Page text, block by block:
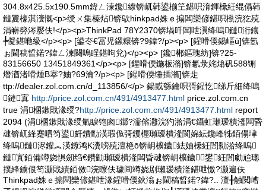
304.8x425.5x190.5mm鍏ㄥ湅鑱繚锛屼韩鍙椾笁鍖呮湇鍕欙紝绲傝韩
鏈夐檺淇濅慨<p>绶ㄨ集榛炶锛歍hinkpad姝ｅ搧闆欒偐鍖呮槸浣犵殑
涓嶄簩涔嬮伕!</p><p>ThinkPad 78Y2370锛堝吀闆呭瀷绛嗚鏈洐鑲
╄儗鍖咃級</p><p> [鍙冭€冨児鏍糫锛?9鍏?/p><p> [鍟嗗偄鍚嶇ū]锛氬
ぉ閫稿晢鍩?鍏ㄥ湅闋嗚睈鍖呴兊)</p><p> [鑱郴鏂瑰紡]锛?25-
83156650 13451849361</p><p> [鍟嗗偄鍦板潃]锛氱彔姹熻矾588铏
熸湭渚嗗煄B搴?妯?69瀹?/p><p> [鍟嗗偄缍插潃]锛歨
ttp://dealer.zol.com.cn/d_113856/</p> 鍚戜綔鑰呮彁鍟忔绨斤細绛嗚
鏈寘 http://price.zol.com.cn/491/4913477.html price.zol.com.cn
true 涓棞鏉戝湪绶?http://price.zol.com.cn/491/4913477.html report
2094 (涓棞鏉戝湪绶氭睙铇囪鎯?濡傛灉浣犳湁涓€鑷虹瓎瑷樻湰闆昏
叇锛屼綘蹇呬笉鍙皯鐨勯渶瑕佹彁钁楃瓎瑷樻湰閬婂紜鑱峰牬銆傝垏
绛嗚鏈浕鑵︽渶鐐鸿Κ瀵嗙殑澶栬ō锛岄櫎鐬紶妯欙紝閭勬湁绛嗚
鏈寘銆備竴娆惧劒绉€鐨勭瓎瑷樻湰闆昏叇锛岄櫎鐬鐢紝閭勮兘璁
撲綘鐪佷笉灏戝績銆傚浣曢伕璩间竴娆剧瓎瑷樻湰鍖呭憿?灏遍伕
Thinkpad姝ｅ搧闆欒偐鍖呭湪鍟嗗偄鈥滃ぉ閫稿晢鍩?鍏?.. 澶╂触閲嶆